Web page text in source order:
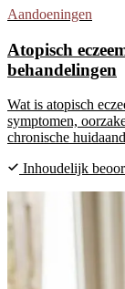
Aandoeningen
Atopisch
behandelingen
Wat is atopisch
symptomen,
chronische
Inhoudelijk